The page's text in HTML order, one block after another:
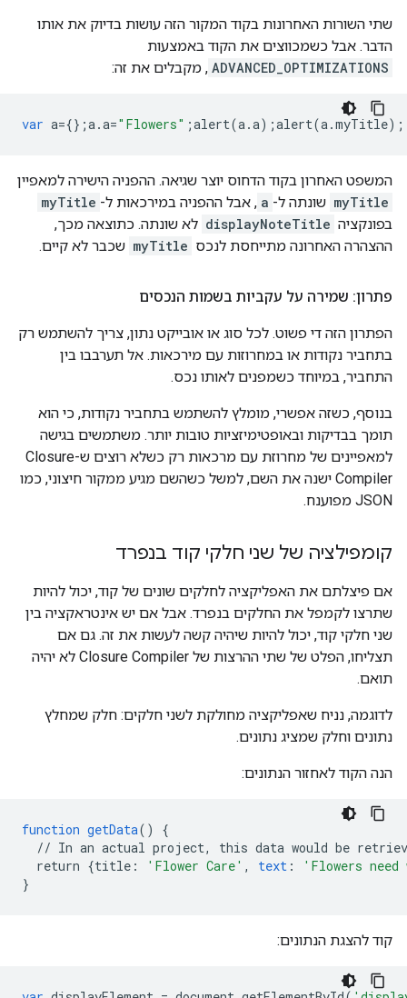
שתי השורות האחרונות בקוד המקור הזה עושות בדיוק את אותו
הדבר. אבל כשמכווצים את הקוד באמצעות
ADVANCED_OPTIMIZATIONS , מקבלים את זה:
var a={};a.a="Flowers" ;alert(a.a);alert(a.myTitle);
המשפט האחרון בקוד הדחוס יוצר שגיאה. ההפניה הישירה למאפיין
myTitle שונתה ל- a , אבל ההפניה במירכאות ל- myTitle
בפונקציה displayNoteTitle לא שונתה. כתוצאה מכך,
ההצהרה האחרונה מתייחסת לנכס myTitle שכבר לא קיים.
פתרון: שמירה על עקביות בשמות הנכסים
הפתרון הזה די פשוט. לכל סוג או אובייקט נתון, צריך להשתמש רק
בתחביר נקודות או במחרוזות עם מירכאות. אל תערבבו בין
התחביר, במיוחד כשמפנים לאותו נכס.
בנוסף, כשזה אפשרי, מומלץ להשתמש בתחביר נקודות, כי הוא
תומך בבדיקות ובאופטימיזציות טובות יותר. משתמשים בגישה
למאפיינים של מחרוזת עם מרכאות רק כשלא רוצים ש-Closure
Compiler ישנה את השם, למשל כשהשם מגיע ממקור חיצוני, כמו
JSON מפוענח.
קומפילציה של שני חלקי קוד בנפרד
אם פיצלתם את האפליקציה לחלקים שונים של קוד, יכול להיות
שתרצו לקמפל את החלקים בנפרד. אבל אם יש אינטראקציה בין
שני חלקי קוד, יכול להיות שיהיה קשה לעשות את זה. גם אם
תצליחו, הפלט של שתי ההרצות של Closure Compiler לא יהיה
תואם.
לדוגמה, נניח שאפליקציה מחולקת לשני חלקים: חלק שמחלץ
נתונים וחלק שמציג נתונים.
הנה הקוד לאחזור הנתונים:
function getData()
{
// In an actual project, this data would be
return {title : 'Flower Care' , text :
'Flowers
}
קוד להצגת הנתונים: